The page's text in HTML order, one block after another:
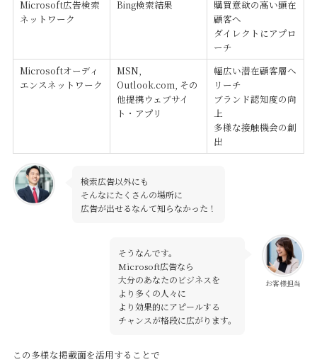
Microsoft広告検索
ネットワーク
Bing検索結果
購買意欲の高い顕在
顧客へ
ダイレクトにアプロ
ーチ
Microsoftオーディ
エンスネットワーク
MSN,
Outlook.com, その
他提携ウェブサイ
ト・アプリ
幅広い潜在顧客層へ
リーチ
ブランド認知度の向
上
多様な接触機会の創
出
検索広告以外にも
そんなにたくさんの場所に
広告が出せるなんて知らなかった！
お客様担当
そうなんです。
Microsoft広告なら
大分のあなたのビジネスを
より多くの人々に
より効果的にアピールする
チャンスが格段に広がります。
この多様な掲載面を活用することで